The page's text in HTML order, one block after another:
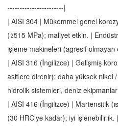
-----------------------|
| AISI 304 | Mükemmel genel
(≥515 MPa); maliyet etkin. |
işleme makineleri (agresif olmayan
| AISI 316 (İngilizce) | Gelişmiş
asitlere direnir); daha yüksek nikel
hidrolik sistemleri, deniz
| AISI 416 (İngilizce) | Martensitik
(30 HRC'ye kadar); iyi işlenebilirlik.